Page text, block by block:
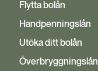
Flytta bolån
Handpenningslån
Utöka ditt bolån
Överbryggningslån